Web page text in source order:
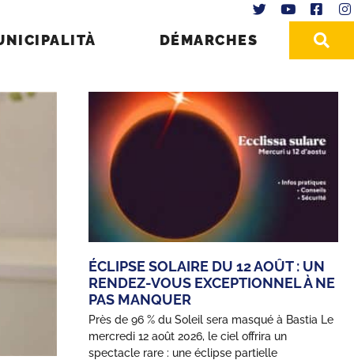
DÉMARCHES
ÉCLIPSE SOLAIRE DU 12 AOÛT : UN
RENDEZ-VOUS EXCEPTIONNEL À NE
PAS MANQUER
Près de 96 % du Soleil sera masqué à Bastia Le
mercredi 12 août 2026, le ciel offrira un
spectacle rare : une éclipse partielle